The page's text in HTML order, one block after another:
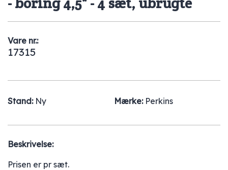
Vare nr.:
17315
Stand: Ny Mærke: Perkins
Beskrivelse:
Prisen er pr sæt.